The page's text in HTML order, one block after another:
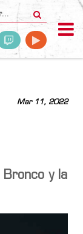
Mar 11, 2022
Bronco y la